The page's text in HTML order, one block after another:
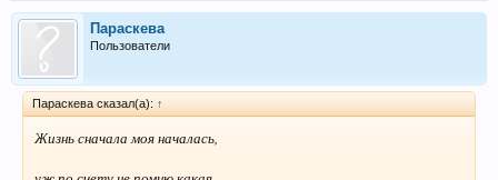
А он просто думал - где, ну где его кость...
Параскева
Пользователи
Параскева сказал(а): ↑
Жизнь сначала моя началась,